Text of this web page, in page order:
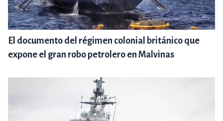
El documento del régimen colonial británico que
expone el gran robo petrolero en Malvinas